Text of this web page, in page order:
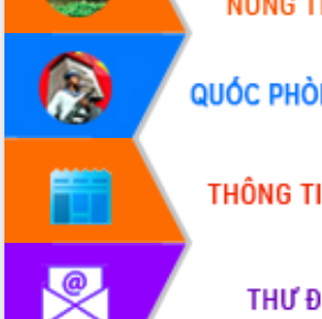
Gặp mặt các cơ quan báo chí nhân Kỷ
niệm 101 năm Ngày Báo chí Cách
mạng Việt Nam
Đắk Lắk sơ kết 4 năm triển khai thực
hiện Đề án 06 của Chính phủ
Họp báo thông tin về Hội nghị Công bố
Quy hoạch và Xúc tiến đầu tư tỉnh Đắk
Khơi thông điểm nghẽn, đẩy nhanh
giải ngân vốn khắc phục thiên tai
HĐND tỉnh thông qua điều chỉnh Quy
hoạch tỉnh thời kỳ 2021-2030